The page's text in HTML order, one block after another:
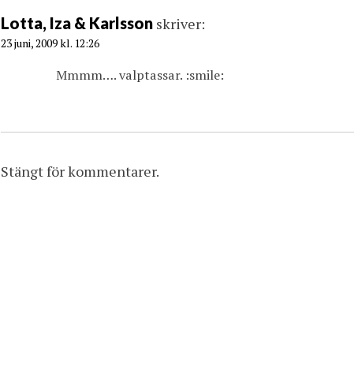
i
g
Lotta, Iza & Karlsson skriver:
23 juni, 2009 kl. 12:26
Mmmm…. valptassar. :smile:
Stängt för kommentarer.